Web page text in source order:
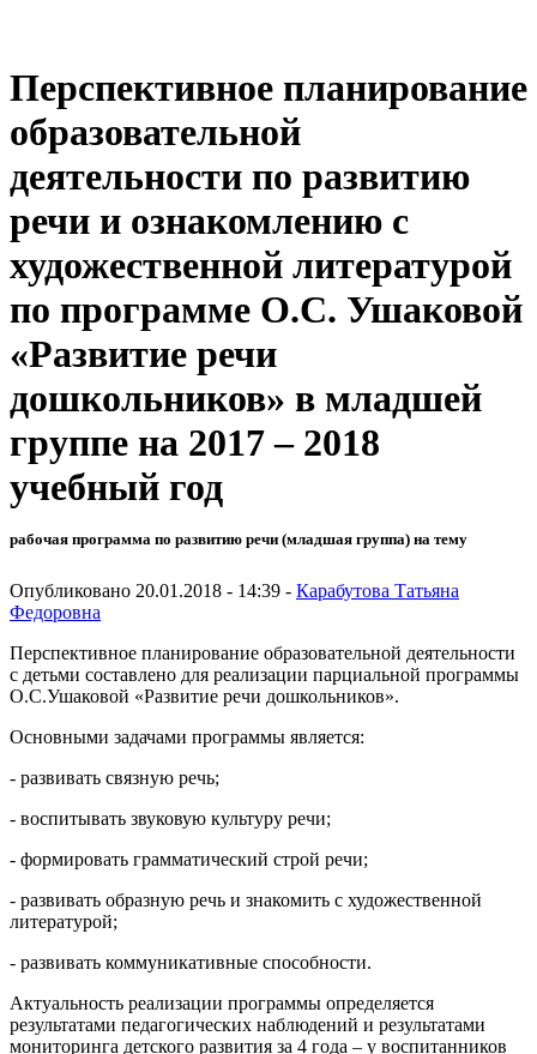
Перспективное планирование
образовательной
деятельности по развитию
речи и ознакомлению с
художественной литературой
по программе О.С. Ушаковой
«Развитие речи
дошкольников» в младшей
группе на 2017 – 2018
учебный год
рабочая программа по развитию речи (младшая группа) на тему
Опубликовано 20.01.2018 - 14:39 - Карабутова Татьяна
Федоровна
Перспективное планирование образовательной деятельности
с детьми составлено для реализации парциальной программы
О.С.Ушаковой «Развитие речи дошкольников».
Основными задачами программы является:
- развивать связную речь;
- воспитывать звуковую культуру речи;
- формировать грамматический строй речи;
- развивать образную речь и знакомить с художественной
литературой;
- развивать коммуникативные способности.
Актуальность реализации программы определяется
результатами педагогических наблюдений и результатами
мониторинга детского развития за 4 года – у воспитанников